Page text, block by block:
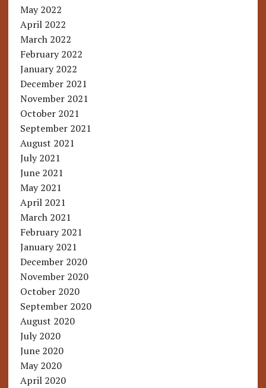
May 2022
April 2022
March 2022
February 2022
January 2022
December 2021
November 2021
October 2021
September 2021
August 2021
July 2021
June 2021
May 2021
April 2021
March 2021
February 2021
January 2021
December 2020
November 2020
October 2020
September 2020
August 2020
July 2020
June 2020
May 2020
April 2020